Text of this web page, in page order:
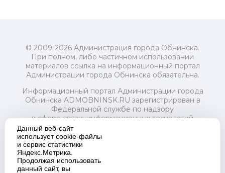
© 2009-2026 Администрация города Обнинска.
При полном, либо частичном использовании
материалов ссылка на информационный портал
Администрации города Обнинска обязательна.
Информационный портал Администрации города
Обнинска ADMOBNINSK.RU зарегистрирован в
Федеральной службе по надзору
в сфере связи, информационных технологий
и массовых коммуникаций (Роскомнадзор) 24 июля
2018 года.
Свидетельство о регистрации Эл № ФС77-73321
Учредитель: Администрация (исполнительно-
распорядительный орган) городского округа "Город
Данный веб-сайт
использует cookie-файлы
и сервис статистики
Яндекс.Метрика.
Продолжая использовать
данный сайт, вы